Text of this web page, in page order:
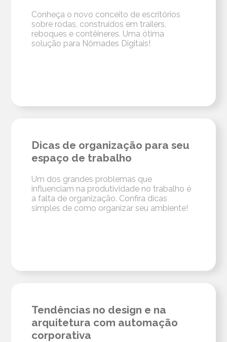
Conheça o novo conceito de escritórios
sobre rodas, construídos em trailers,
reboques e contêineres. Uma ótima
solução para Nômades Digitais!
Dicas de organização para seu
espaço de trabalho
Um dos grandes problemas que
influenciam na produtividade no trabalho é
a falta de organização. Confira dicas
simples de como organizar seu ambiente!
Tendências no design e na
arquitetura com automação
corporativa